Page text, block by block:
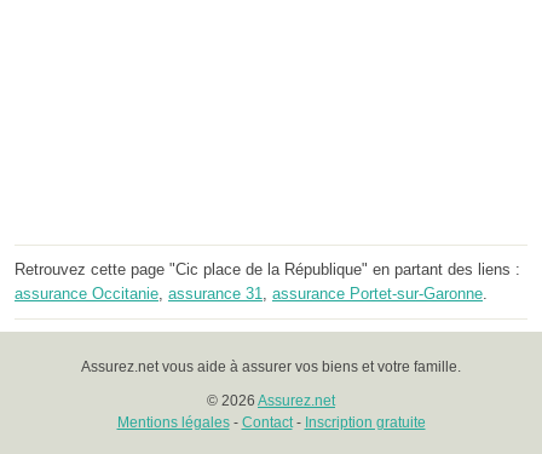
Retrouvez cette page "Cic place de la République" en partant des liens :
assurance Occitanie, assurance 31, assurance Portet-sur-Garonne.
Assurez.net vous aide à assurer vos biens et votre famille.
© 2026 Assurez.net
Mentions légales- Contact- Inscription gratuite